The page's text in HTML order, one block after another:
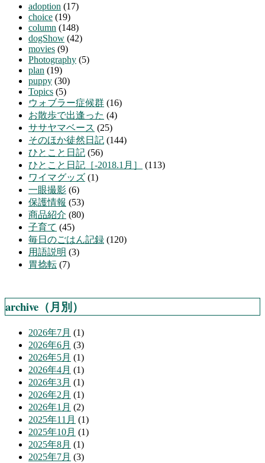
adoption (17)
choice (19)
column (148)
dogShow (42)
movies (9)
Photography (5)
plan (19)
puppy (30)
Topics (5)
ウォブラー症候群 (16)
お散歩で出逢った (4)
ササヤマベース (25)
そのほか徒然日記 (144)
ひとこと日記 (56)
ひとこと日記［-2018.1月］
(113)
ワイマグッズ (1)
一眼撮影 (6)
保護情報 (53)
商品紹介 (80)
子育て (45)
毎日のごはん記録 (120)
用語説明 (3)
胃捻転 (7)
archive（月別）
2026年7月 (1)
2026年6月 (3)
2026年5月 (1)
2026年4月 (1)
2026年3月 (1)
2026年2月 (1)
2026年1月 (2)
2025年11月 (1)
2025年10月 (1)
2025年8月 (1)
2025年7月 (3)